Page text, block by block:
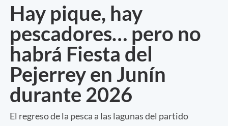
Hay pique, hay
pescadores… pero no
habrá Fiesta del
Pejerrey en Junín
durante 2026
El regreso de la pesca a las lagunas del partido